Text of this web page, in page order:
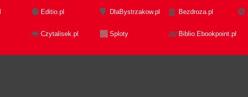
Editio.pl DlaBystrzakow.pl Bezdroza.pl
Czytalisek.pl Sploty Biblio.Ebookpoint.pl